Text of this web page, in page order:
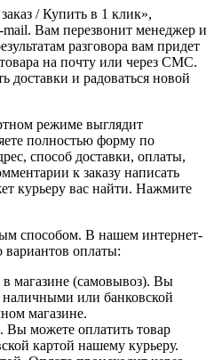
/ Купить в 1 клик»,
Вам перезвонит менеджер и
разговора вам придет
на почту или через СМС.
доставки и радоваться новой
режиме выглядит
полностью форму по
способ доставки, оплаты,
к заказу написать
курьеру вас найти. Нажмите
способом. В нашем интернет-
вариантов оплаты:
магазине (самовывоз). Вы
наличными или банковской
магазине.
можете оплатить товар
картой нашему курьеру.